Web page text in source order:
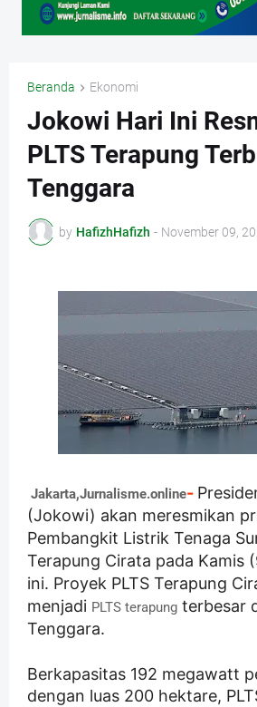
Beranda Ekonomi
Jokowi Hari Ini
PLTS Terapung
Tenggara
by HafizhHafizh - November 09,
Jakarta,Jurnalisme.online-
(Jokowi) akan meresmikan
Pembangkit Listrik Tenaga
Terapung Cirata pada Kamis
ini. Proyek PLTS Terapung
menjadi PLTS terapung terbesar
Tenggara.
Berkapasitas 192 megawatt
dengan luas 200 hektare,